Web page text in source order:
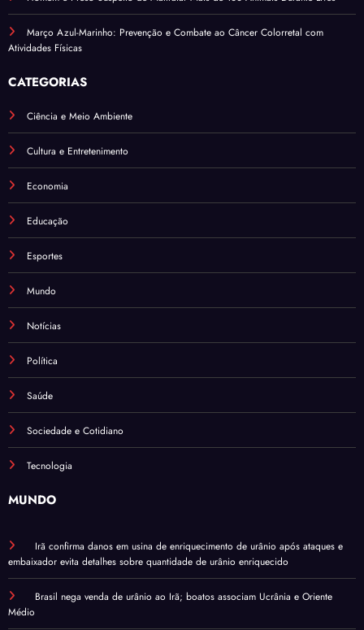
Março Azul-Marinho: Prevenção e Combate ao Câncer Colorretal com
Atividades Físicas
CATEGORIAS
Ciência e Meio Ambiente
Cultura e Entretenimento
Economia
Educação
Esportes
Mundo
Notícias
Política
Saúde
Sociedade e Cotidiano
Tecnologia
MUNDO
Irã confirma danos em usina de enriquecimento de urânio após ataques e
embaixador evita detalhes sobre quantidade de urânio enriquecido
Brasil nega venda de urânio ao Irã; boatos associam Ucrânia e Oriente
Médio